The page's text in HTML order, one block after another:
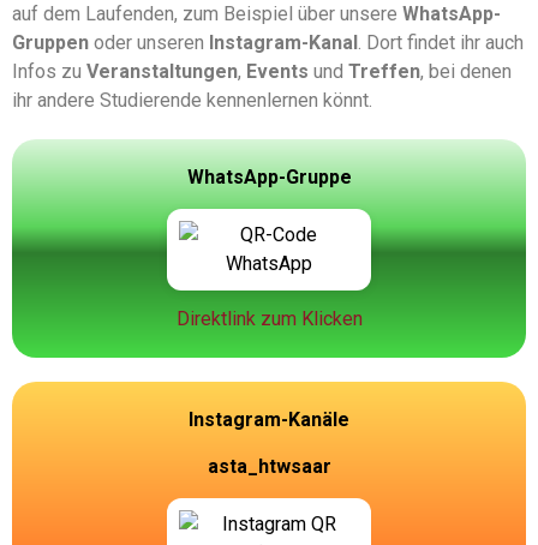
auf dem Laufenden, zum Beispiel über unsere WhatsApp-
Gruppen oder unseren Instagram-Kanal. Dort findet ihr auch
Infos zu Veranstaltungen, Events und Treffen, bei denen
ihr andere Studierende kennenlernen könnt.
WhatsApp-Gruppe
Direktlink zum Klicken
Instagram-Kanäle
asta_htwsaar